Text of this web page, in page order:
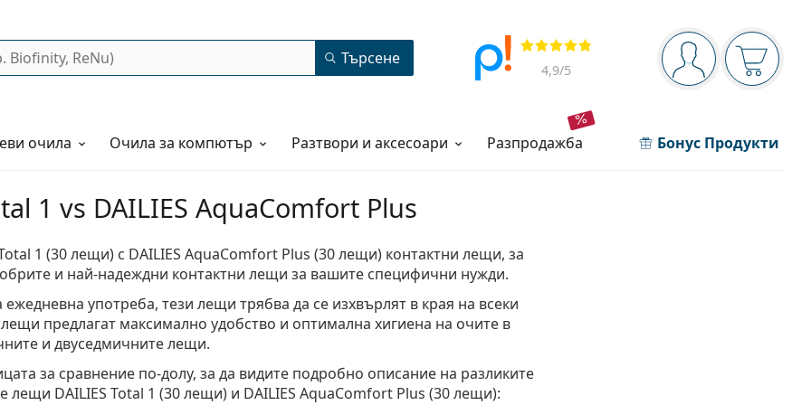
Navigation panel
Вие сте вписани
Прегледи
4,9/5
Търсене
очила Очила за компютър Разтвори и аксесоари разпродажба Бонус Продукти
1 vs DAILIES AquaComfort Plus
1 (30 лещи) с DAILIES AquaComfort Plus (30 лещи) контактни лещи, за
и най-надеждни контактни лещи за вашите специфични нужди.
употреба, тези лещи трябва да се изхвърлят в края на всеки
предлагат максимално удобство и оптимална хигиена на очите в
и двуседмичните лещи.
за сравнение по-долу, за да видите подробно описание на разликите
лещи DAILIES Total 1 (30 лещи) и DAILIES AquaComfort Plus (30 лещи):